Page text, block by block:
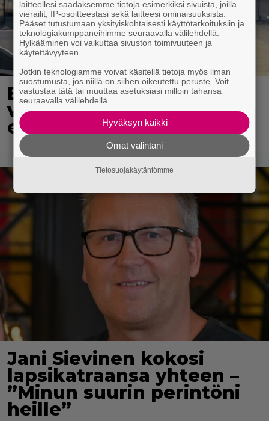
Eppu Normaalin
viimeinen konsertti
esitetään Ylellä
Jani Sievinen kokosi
lapsikatraansa yhteen –
”Minun suurin perintöni
heille”
laitteellesi saadaksemme tietoja esimerkiksi sivuista, joilla
vierailit, IP-osoitteestasi sekä laitteesi ominaisuuksista.
Pääset tutustumaan yksityiskohtaisesti käyttötarkoituksiin ja
teknologiakumppaneihimme seuraavalla välilehdellä.
Hylkääminen voi vaikuttaa sivuston toimivuuteen ja
käytettävyyteen.
Jotkin teknologiamme voivat käsitellä tietoja myös ilman
suostumusta, jos niillä on siihen oikeutettu peruste. Voit
vastustaa tätä tai muuttaa asetuksiasi milloin tahansa
seuraavalla välilehdellä.
Hyväksyn kaikki
Omat valintani
Tietosuojakäytäntömme